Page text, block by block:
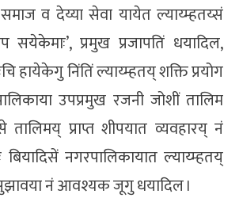
व देय्या सेवा यायेत ल्याय्म्हतय्सं
प्रमुख प्रजापतिं धयादिल,
हायेकेगु निंतिं ल्याय्म्हतय् शक्ति प्रयोग
उपप्रमुख रजनी जोशीं तालिम
प्राप्त शीपयात व्यवहारय् नं
नगरपालिकायात ल्याय्म्हतय्
नं आवश्यक जूगु धयादिल ।